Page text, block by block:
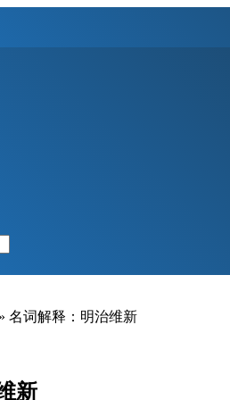
» 名词解释：明治维新
新